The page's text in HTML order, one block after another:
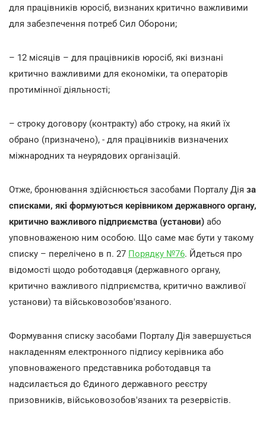
для працівників юросіб, визнаних критично важливими
для забезпечення потреб Сил Оборони;
– 12 місяців – для працівників юросіб, які визнані
критично важливими для економіки, та операторів
протимінної діяльності;
– строку договору (контракту) або строку, на який їх
обрано (призначено), - для працівників визначених
міжнародних та неурядових організацій.
Отже, бронювання здійснюється засобами Порталу Дія за
списками, які формуються керівником державного органу,
критично важливого підприємства (установи) або
уповноваженою ним особою. Що саме має бути у такому
списку – перелічено в п. 27 Порядку №76. Йдеться про
відомості щодо роботодавця (державного органу,
критично важливого підприємства, критично важливої
установи) та військовозобов'язаного.
Формування списку засобами Порталу Дія завершується
накладенням електронного підпису керівника або
уповноваженого представника роботодавця та
надсилається до Єдиного державного реєстру
призовників, військовозобов'язаних та резервістів.